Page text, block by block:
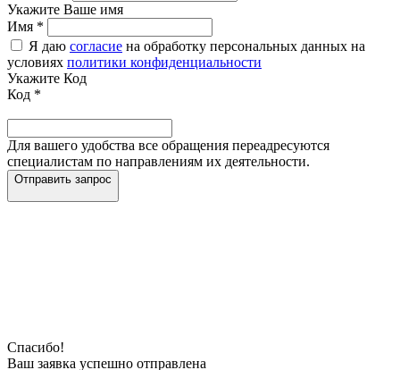
Укажите Ваше имя
Имя *
Я даю согласие на обработку персональных данных на
условиях политики конфиденциальности
Укажите Код
Код *
Для вашего удобства все обращения переадресуются
специалистам по направлениям их деятельности.
Отправить запрос
Спасибо!
Ваш заявка успешно отправлена